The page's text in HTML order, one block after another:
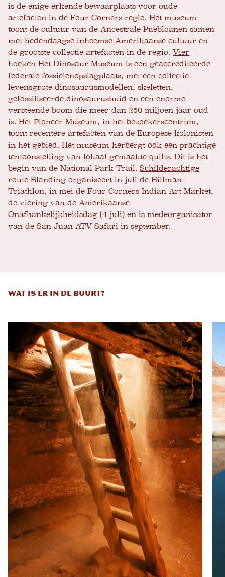
is de enige erkende bewaarplaats voor oude
artefacten in de Four Corners-regio. Het museum
toont de cultuur van de Ancestrale Puebloanen samen
met hedendaagse inheemse Amerikaanse cultuur en
de grootste collectie artefacten in de regio. Vier
hoeken Het Dinosaur Museum is een geaccrediteerde
federale fossielenopslagplaats, met een collectie
levensgrote dinosaurusmodellen, skeletten,
gefossiliseerde dinosaurushuid en een enorme
versteende boom die meer dan 250 miljoen jaar oud
is. Het Pioneer Museum, in het bezoekerscentrum,
toont recentere artefacten van de Europese kolonisten
in het gebied. Het museum herbergt ook een prachtige
tentoonstelling van lokaal gemaakte quilts. Dit is het
begin van de National Park Trail. Schilderachtige
route Blanding organiseert in juli de Hillman
Triathlon, in mei de Four Corners Indian Art Market,
de viering van de Amerikaanse
Onafhankelijkheidsdag (4 juli) en is medeorganisator
van de San Juan ATV Safari in september.
WAT IS ER IN DE BUURT?